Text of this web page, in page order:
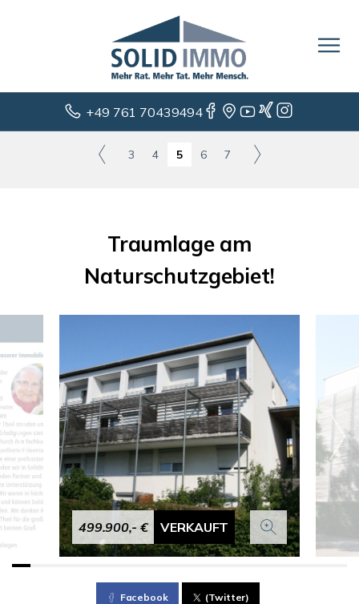
+49 761 70439494
3 4 5 6 7
Traumlage am
Naturschutzgebiet!
499.900,- € VERKAUFT
Facebook (Twitter)